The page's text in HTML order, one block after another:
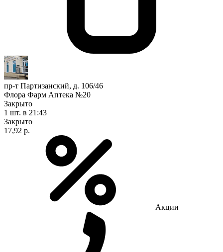
пр-т Партизанский, д. 106/46
Флора Фарм Аптека №20
Закрыто
1 шт. в 21:43
Закрыто
17,92 р.
Акции